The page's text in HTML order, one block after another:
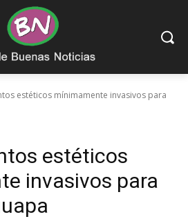
estéticos mínimamente invasivos para
estéticos
invasivos para